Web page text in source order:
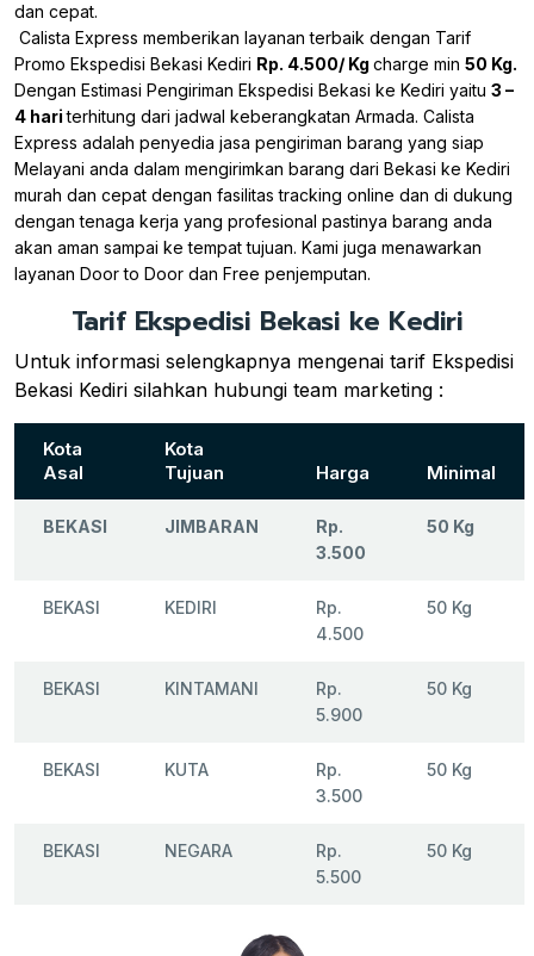
dan cepat.
Calista Express memberikan layanan terbaik dengan Tarif
Promo Ekspedisi Bekasi Kediri Rp. 4.500/ Kg charge min 50 Kg.
Dengan Estimasi Pengiriman Ekspedisi Bekasi ke Kediri yaitu 3 –
4 hariterhitung dari jadwal keberangkatan Armada. Calista
Express adalah penyedia jasa pengiriman barang yang siap
Melayani anda dalam mengirimkan barang dari Bekasi ke Kediri
murah dan cepat dengan fasilitas tracking online dan di dukung
dengan tenaga kerja yang profesional pastinya barang anda
akan aman sampai ke tempat tujuan. Kami juga menawarkan
layanan Door to Door dan Free penjemputan.
Tarif Ekspedisi Bekasi ke Kediri
Untuk informasi selengkapnya mengenai tarif Ekspedisi
Bekasi Kediri silahkan hubungi team marketing :
Kota
Asal
Kota
Tujuan
Harga Minimal
BEKASI JIMBARAN
Rp.
3.500
50 Kg
BEKASI KEDIRI
Rp.
4.500
50 Kg
BEKASI KINTAMANI
Rp.
5.900
50 Kg
BEKASI KUTA
Rp.
3.500
50 Kg
BEKASI NEGARA
Rp.
5.500
50 Kg